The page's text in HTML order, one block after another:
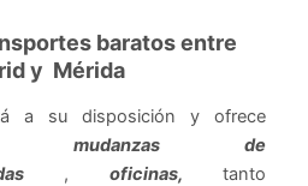
baratos entre
y Mérida
a su disposición y ofrece
demudanzas de
, oficinas, tanto